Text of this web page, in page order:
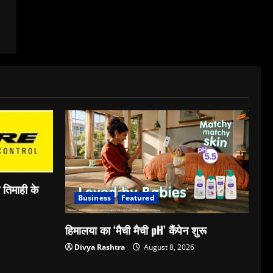
के
Business Featured
हिमालया का ‘मैची मैची pH’ कैंपेन शुरू
Divya Rashtra August 8, 2026